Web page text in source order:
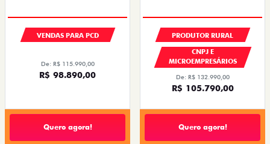
VENDAS PARA PCD
De: R$ 115.990,00
R$ 98.890,00
Quero agora!
PRODUTOR RURAL
CNPJ E
MICROEMPRESÁRIOS
De: R$ 132.990,00
R$ 105.790,00
Quero agora!